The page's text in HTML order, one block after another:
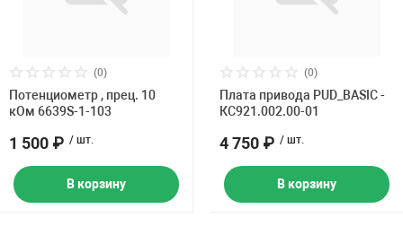
(0)
Потенциометр , прец. 10
кОм 6639S-1-103
1 500 ₽ / шт.
В корзину
(0)
Плата привода PUD_BASIC -
КС921.002.00-01
4 750 ₽ / шт.
В корзину